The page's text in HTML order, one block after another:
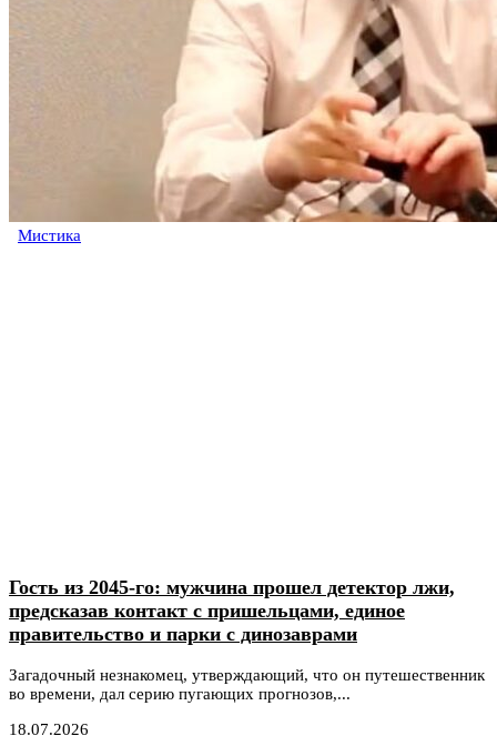
Мистика
Гость из 2045-го: мужчина прошел детектор лжи,
предсказав контакт с пришельцами, единое
правительство и парки с динозаврами
Загадочный незнакомец, утверждающий, что он путешественник
во времени, дал серию пугающих прогнозов,...
18.07.2026